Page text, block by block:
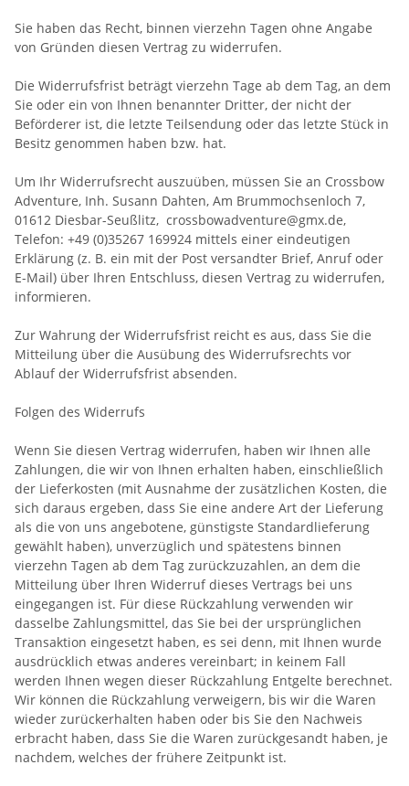
Sie haben das Recht, binnen vierzehn Tagen ohne Angabe
von Gründen diesen Vertrag zu widerrufen.
Die Widerrufsfrist beträgt vierzehn Tage ab dem Tag, an dem
Sie oder ein von Ihnen benannter Dritter, der nicht der
Beförderer ist, die letzte Teilsendung oder das letzte Stück in
Besitz genommen haben bzw. hat.
Um Ihr Widerrufsrecht auszuüben, müssen Sie an Crossbow
Adventure, Inh. Susann Dahten, Am Brummochsenloch 7,
01612 Diesbar-Seußlitz, crossbowadventure@gmx.de,
Telefon: +49 (0)35267 169924 mittels einer eindeutigen
Erklärung (z. B. ein mit der Post versandter Brief, Anruf oder
E-Mail) über Ihren Entschluss, diesen Vertrag zu widerrufen,
informieren.
Zur Wahrung der Widerrufsfrist reicht es aus, dass Sie die
Mitteilung über die Ausübung des Widerrufsrechts vor
Ablauf der Widerrufsfrist absenden.
Folgen des Widerrufs
Wenn Sie diesen Vertrag widerrufen, haben wir Ihnen alle
Zahlungen, die wir von Ihnen erhalten haben, einschließlich
der Lieferkosten (mit Ausnahme der zusätzlichen Kosten, die
sich daraus ergeben, dass Sie eine andere Art der Lieferung
als die von uns angebotene, günstigste Standardlieferung
gewählt haben), unverzüglich und spätestens binnen
vierzehn Tagen ab dem Tag zurückzuzahlen, an dem die
Mitteilung über Ihren Widerruf dieses Vertrags bei uns
eingegangen ist. Für diese Rückzahlung verwenden wir
dasselbe Zahlungsmittel, das Sie bei der ursprünglichen
Transaktion eingesetzt haben, es sei denn, mit Ihnen wurde
ausdrücklich etwas anderes vereinbart; in keinem Fall
werden Ihnen wegen dieser Rückzahlung Entgelte berechnet.
Wir können die Rückzahlung verweigern, bis wir die Waren
wieder zurückerhalten haben oder bis Sie den Nachweis
erbracht haben, dass Sie die Waren zurückgesandt haben, je
nachdem, welches der frühere Zeitpunkt ist.